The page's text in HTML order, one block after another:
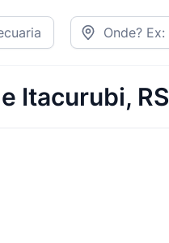
Itacurubi, RS